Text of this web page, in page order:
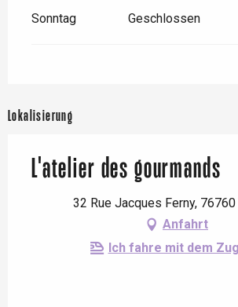
Sonntag Geschlossen
Lokalisierung
L'atelier des gourmands
32 Rue Jacques Ferny,
Anfahrt
Ich fahre mit dem